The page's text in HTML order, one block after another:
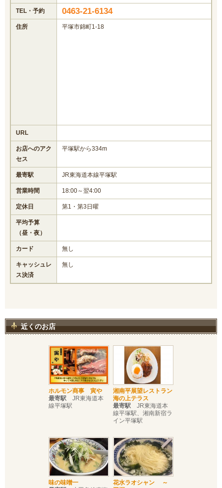
TEL・予約 0463-21-6134
住所 平塚市錦町1-18
URL
お店へのアク
セス
平塚駅から334m
最寄駅 JR東海道本線平塚駅
営業時間 18:00～翌4:00
定休日 第1・第3日曜
平均予算
（昼・夜）
カード 無し
キャッシュレ
ス決済
無し
近くのお店
ホルモン商事 寅や
最寄駅 JR東海道本
線平塚駅
湘南平展望レストラン
海の上テラス
最寄駅 JR東海道本
線平塚駅、湘南新宿ラ
イン平塚駅
味の味噌一
花水ラオシャン ～